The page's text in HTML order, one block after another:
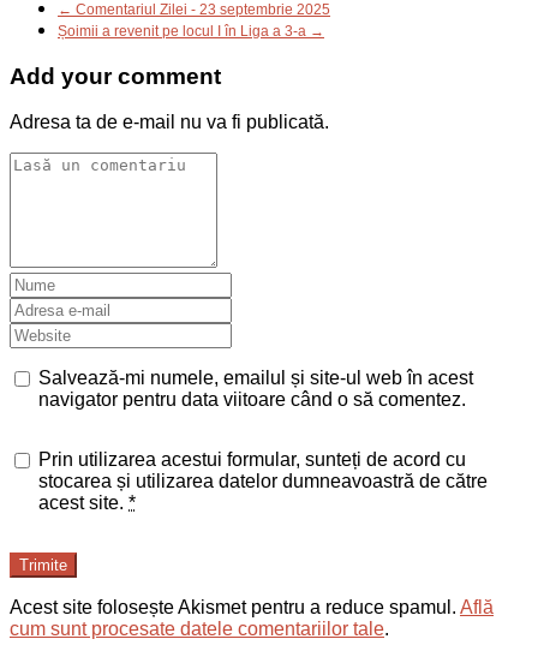
← Comentariul Zilei - 23 septembrie 2025
Șoimii a revenit pe locul I în Liga a 3-a →
Add your comment
Adresa ta de e-mail nu va fi publicată.
Salvează-mi numele, emailul și site-ul web în acest
navigator pentru data viitoare când o să comentez.
Prin utilizarea acestui formular, sunteți de acord cu
stocarea și utilizarea datelor dumneavoastră de către
acest site. *
Trimite
Acest site folosește Akismet pentru a reduce spamul. Află
cum sunt procesate datele comentariilor tale.